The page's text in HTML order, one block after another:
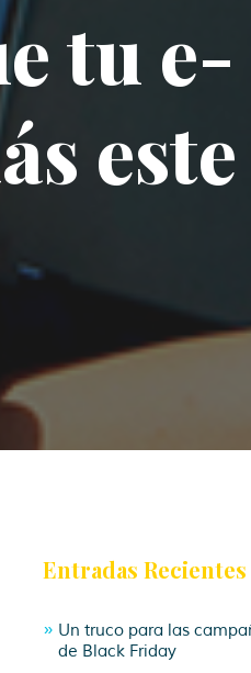
tu e-
este
Entradas Recientes
Un truco para las
de Black Friday